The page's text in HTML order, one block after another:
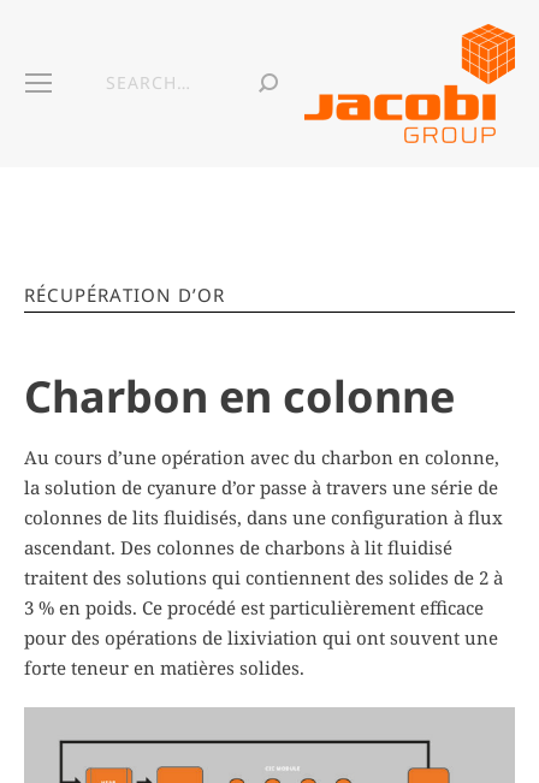
RÉCUPÉRATION D’OR
Charbon en colonne
Au cours d’une opération avec du charbon en colonne,
la solution de cyanure d’or passe à travers une série de
colonnes de lits fluidisés, dans une configuration à flux
ascendant. Des colonnes de charbons à lit fluidisé
traitent des solutions qui contiennent des solides de 2 à
3 % en poids. Ce procédé est particulièrement efficace
pour des opérations de lixiviation qui ont souvent une
forte teneur en matières solides.